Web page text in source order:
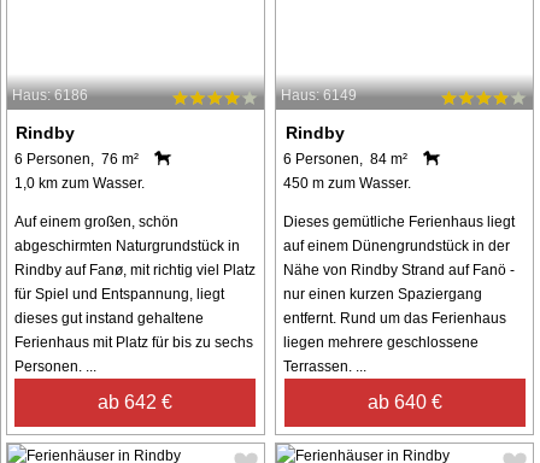
Haus: 6186
Rindby
6 Personen, 76 m²
1,0 km zum Wasser.
Auf einem großen, schön
abgeschirmten Naturgrundstück in
Rindby auf Fanø, mit richtig viel Platz
für Spiel und Entspannung, liegt
dieses gut instand gehaltene
Ferienhaus mit Platz für bis zu sechs
Personen. ...
ab 642 €
Haus: 6149
Rindby
6 Personen, 84 m²
450 m zum Wasser.
Dieses gemütliche Ferienhaus liegt
auf einem Dünengrundstück in der
Nähe von Rindby Strand auf Fanö -
nur einen kurzen Spaziergang
entfernt. Rund um das Ferienhaus
liegen mehrere geschlossene
Terrassen. ...
ab 640 €